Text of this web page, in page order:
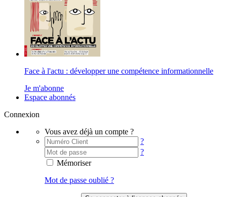
Face à l'actu : développer une compétence informationnelle
Je m'abonne
Espace abonnés
Connexion
Vous avez déjà un compte ?
?
?
Mémoriser
Mot de passe oublié ?